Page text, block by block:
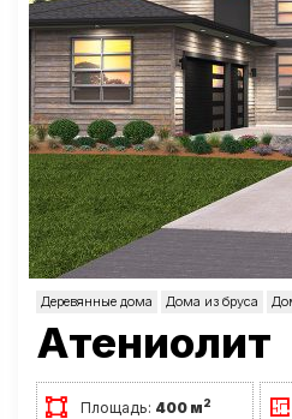
Деревянные дома Дома из бруса
Атениолит
Площадь: 400 м2